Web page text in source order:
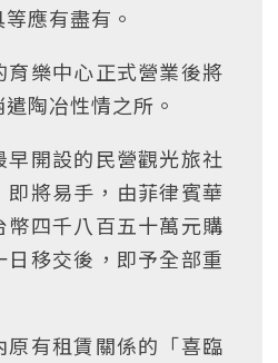
應有盡有。
育樂中心正式營業後將
陶冶性情之所。
早開設的民營觀光旅社
將易手，由菲律賓華
四千八百五十萬元購
日移交後，即予全部重
原有租賃關係的「喜臨